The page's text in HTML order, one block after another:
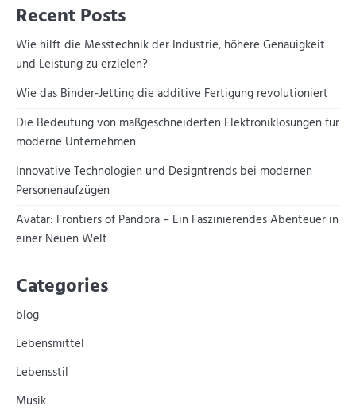
Recent Posts
Wie hilft die Messtechnik der Industrie, höhere Genauigkeit
und Leistung zu erzielen?
Wie das Binder-Jetting die additive Fertigung revolutioniert
Die Bedeutung von maßgeschneiderten Elektroniklösungen für
moderne Unternehmen
Innovative Technologien und Designtrends bei modernen
Personenaufzügen
Avatar: Frontiers of Pandora – Ein Faszinierendes Abenteuer in
einer Neuen Welt
Categories
blog
Lebensmittel
Lebensstil
Musik